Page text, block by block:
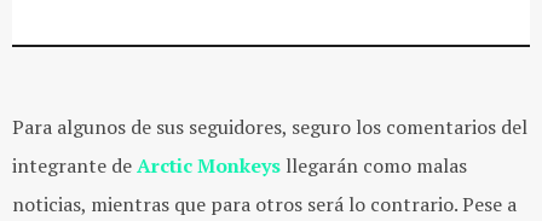
Para algunos de sus seguidores, seguro los comentarios del
integrante deArctic Monkeys llegarán como malas
noticias, mientras que para otros será lo contrario. Pese a